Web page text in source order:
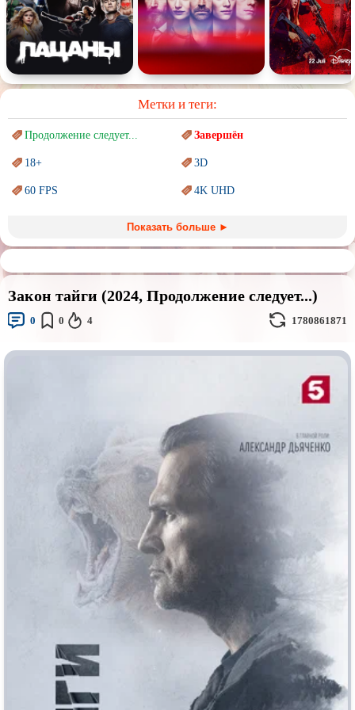
Метки и теги:
Продолжение следует... Завершён
18+ 3D
60 FPS 4K UHD
Marvel PIXAR
Sci-Fi (Научнаяфантастика) Trash (трэш) movies
Авангард иСюрреализм Ангелы и Демоны
Аниме
Гении
Коллекция
Маги и Волшебники
Наркотики Новогодние
Основанное на
Гоблина Кубик в Кубе
Кураж-Бамбей
Подростковаяжестокость Постапокалипсис
Про акул
Про богов
Про богатых Про вампиров
Про ведьм Про викингов
Показать больше ►
Закон тайги (2024, Продолжение следует...)
0 0 4 1780861871